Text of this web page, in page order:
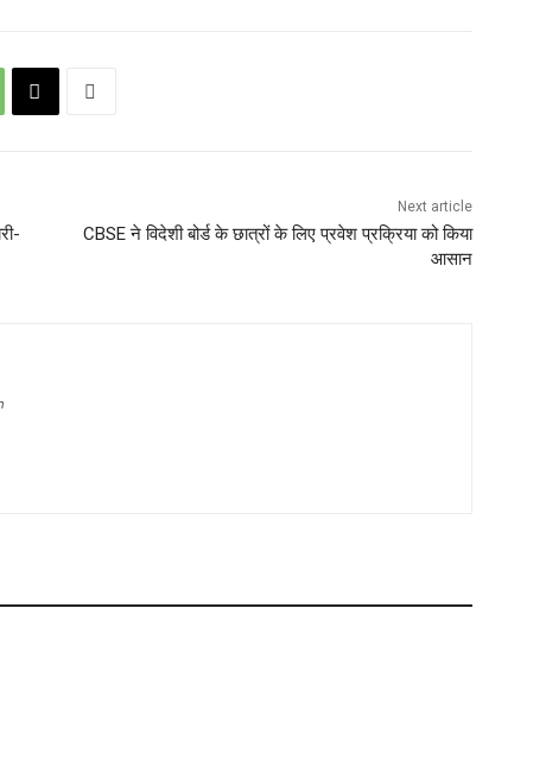
Next article
CBSE ने विदेशी बोर्ड के छात्रों के लिए प्रवेश प्रक्रिया को किया
आसान